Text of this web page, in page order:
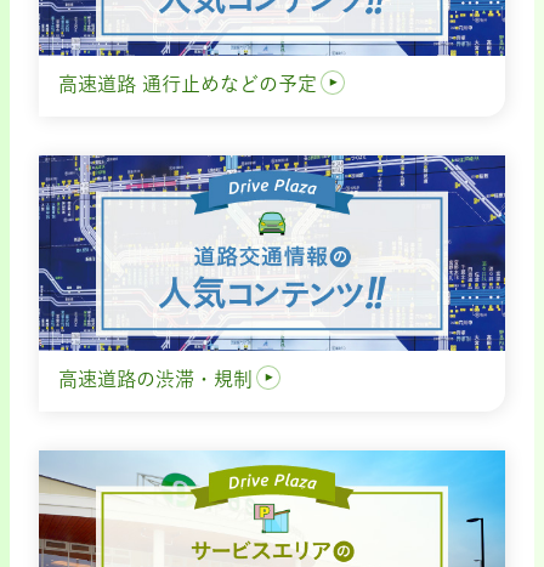
高速道路 通行止めなどの予定
高速道路の渋滞・規制